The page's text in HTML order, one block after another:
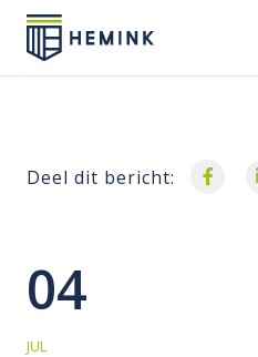
Deel dit bericht:
04
JUL